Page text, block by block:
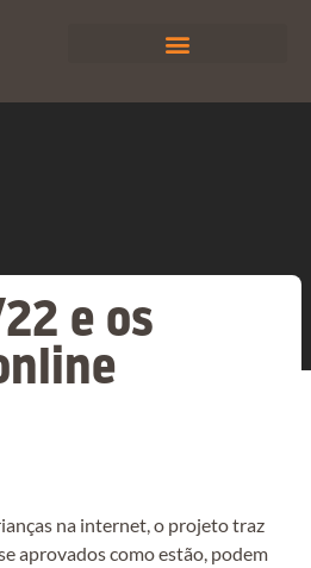
e os
na internet, o projeto traz
aprovados como estão, podem